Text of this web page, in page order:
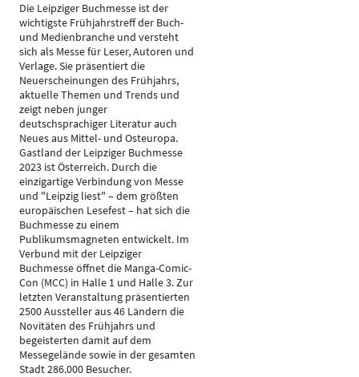
Die Leipziger Buchmesse ist der
wichtigste Frühjahrstreff der Buch-
und Medienbranche und versteht
sich als Messe für Leser, Autoren und
Verlage. Sie präsentiert die
Neuerscheinungen des Frühjahrs,
aktuelle Themen und Trends und
zeigt neben junger
deutschsprachiger Literatur auch
Neues aus Mittel- und Osteuropa.
Gastland der Leipziger Buchmesse
2023 ist Österreich. Durch die
einzigartige Verbindung von Messe
und "Leipzig liest" – dem größten
europäischen Lesefest – hat sich die
Buchmesse zu einem
Publikumsmagneten entwickelt. Im
Verbund mit der Leipziger
Buchmesse öffnet die Manga-Comic-
Con (MCC) in Halle 1 und Halle 3. Zur
letzten Veranstaltung präsentierten
2500 Aussteller aus 46 Ländern die
Novitäten des Frühjahrs und
begeisterten damit auf dem
Messegelände sowie in der gesamten
Stadt 286.000 Besucher.